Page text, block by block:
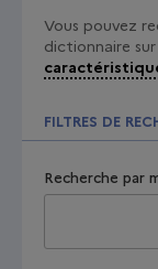
Vous pouvez
dictionnaire
FILTRES DE
Recherche par